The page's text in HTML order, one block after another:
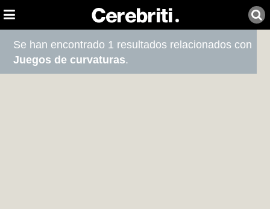
Se han encontrado 1 resultados relacionados con
Juegos de curvaturas.